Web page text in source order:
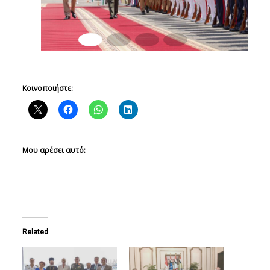
Κοινοποιήστε:
Μου αρέσει αυτό:
Related